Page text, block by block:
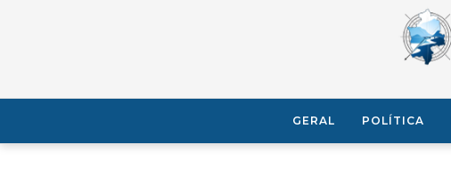
GERAL POLÍTICA